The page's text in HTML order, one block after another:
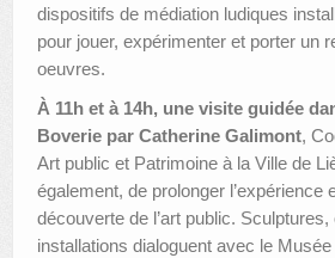
dispositifs de médiation ludiques
pour jouer, expérimenter et porter un
oeuvres.
À 11h et à 14h, une visite guidée
Boverie par Catherine Galimont,
Art public et Patrimoine à la Ville de
également, de prolonger l’expérience
découverte de l’art public.
installations dialoguent avec le